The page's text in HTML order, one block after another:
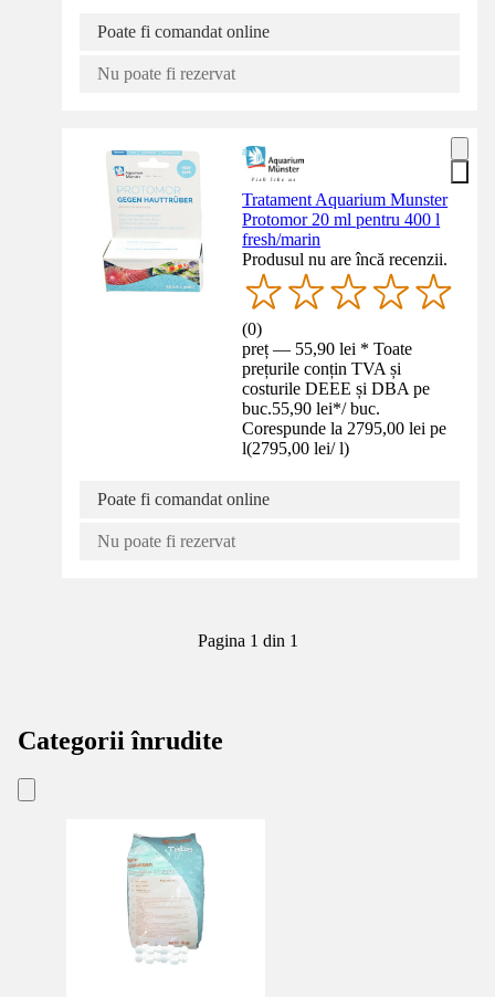
Poate fi comandat online
Nu poate fi rezervat
Tratament Aquarium Munster
Protomor 20 ml pentru 400 l
fresh/marin
Produsul nu are încă recenzii.
(0)
preț — 55,90 lei * Toate
prețurile conțin TVA și
costurile DEEE și DBA pe
buc.55,90 lei*/ buc.
Corespunde la 2795,00 lei pe
l(2795,00 lei/ l)
Poate fi comandat online
Nu poate fi rezervat
Pagina 1 din 1
Categorii înrudite